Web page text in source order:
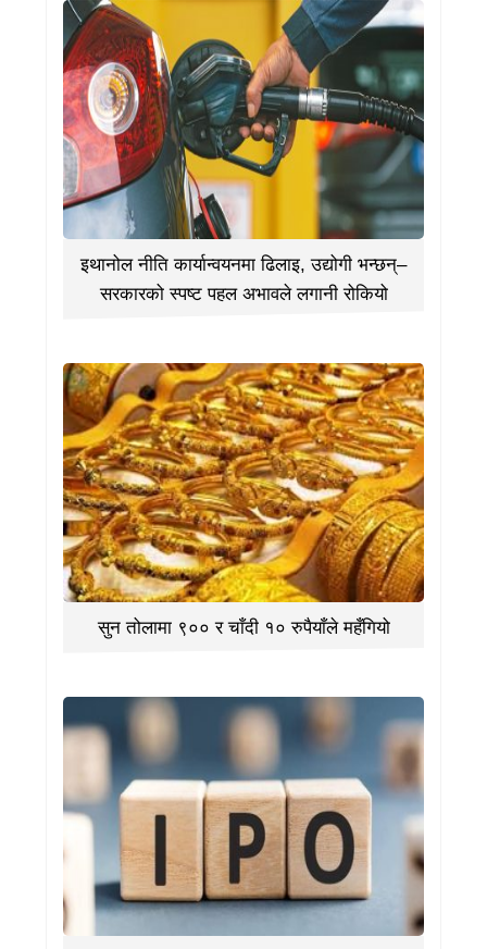
इथानोल नीति कार्यान्वयनमा ढिलाइ, उद्योगी भन्छन्–
सरकारको स्पष्ट पहल अभावले लगानी रोकियो
सुन तोलामा ९०० र चाँदी १० रुपैयाँले महँगियो